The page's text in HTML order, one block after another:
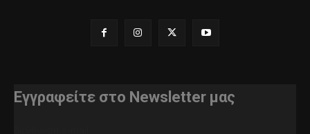
Εγγραφείτε στο Newsletter μας